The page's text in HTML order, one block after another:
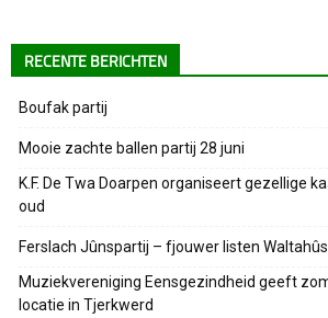
RECENTE BERICHTEN
Boufak partij
Mooie zachte ballen partij 28 juni
K.F. De Twa Doarpen organiseert gezellige
oud
Ferslach Jûnspartij – fjouwer listen
Muziekvereniging Eensgezindheid geeft
locatie in Tjerkwerd